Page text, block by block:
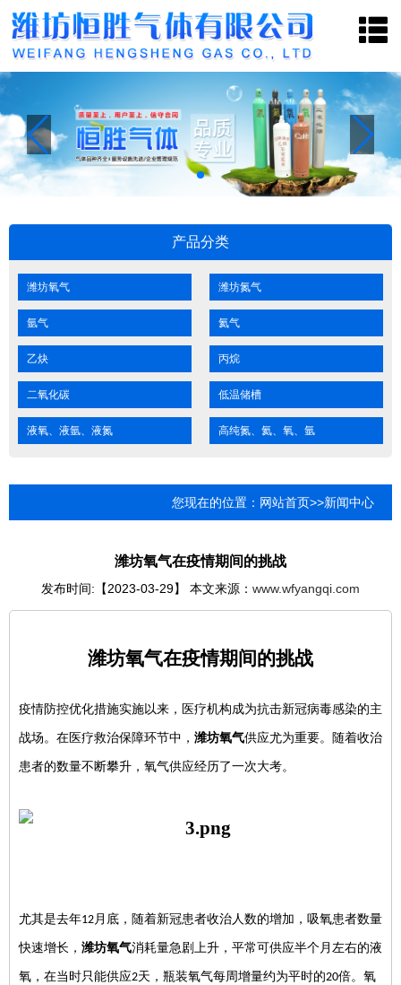
网
站
首
页
关
于
我
们
产
品
中
心
新
闻
中
心
联
系
我
们
产品分类
潍坊氧气 潍坊氮气
氩气 氦气
乙炔 丙烷
二氧化碳 低温储槽
液氧、液氩、液氮 高纯氮、氦、氧、氩
您现在的位置： 网站首页>>新闻中心
潍坊氧气在疫情期间的挑战
发布时间:【2023-03-29】 本文来源： www.wfyangqi.com
潍坊氧气在疫情期间的挑战
疫情防控优化措施实施以来，医疗机构成为抗击新冠病毒感染的主
战场。在医疗救治保障环节中， 潍坊氧气供应尤为重要。随着收治
患者的数量不断攀升，氧气供应经历了一次大考。
尤其是去年12 月底，随着新冠患者收治人数的增加，吸氧患者数量
快速增长， 潍坊氧气消耗量急剧上升，平常可供应半个月左右的液
氧，在当时只能供应2天，瓶装氧气每周增量约为平时的20倍。氧